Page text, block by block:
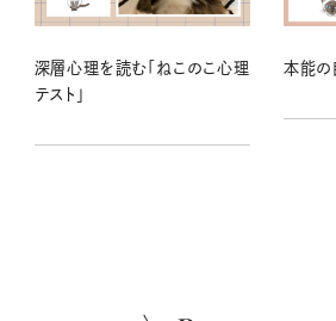
深層心理を読む「ねこのこ心理
テスト」
本能の